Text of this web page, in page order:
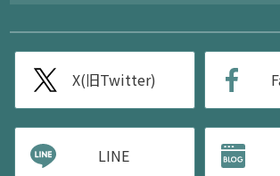
X(旧Twitter)
LINE